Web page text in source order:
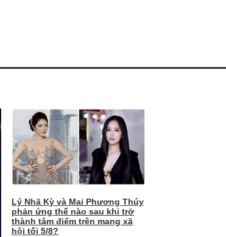
Lý Nhã Kỳ và Mai Phương Thúy
phản ứng thế nào sau khi trở
thành tâm điểm trên mạng xã
hội tối 5/8?